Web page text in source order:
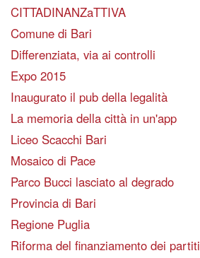
CITTADINANZaTTIVA
Comune di Bari
Differenziata, via ai controlli
Expo 2015
Inaugurato il pub della legalità
La memoria della città in un'app
Liceo Scacchi Bari
Mosaico di Pace
Parco Bucci lasciato al degrado
Provincia di Bari
Regione Puglia
Riforma del finanziamento dei partiti